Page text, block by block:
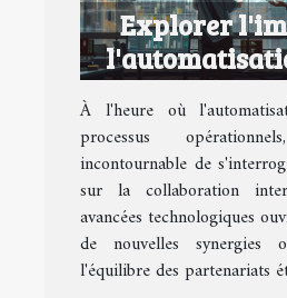
Explorer
À l'heure où
processus
incontournable de
sur la collaboration
avancées technologiques
de nouvelles synergies
l'équilibre des partenariats